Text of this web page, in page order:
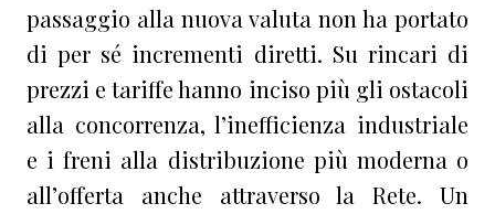
passaggio alla nuova valuta non ha portato
di per sé incrementi diretti. Su rincari di
prezzi e tariffe hanno inciso più gli ostacoli
alla concorrenza, l’inefficienza industriale
e i freni alla distribuzione più moderna o
all’offerta anche attraverso la Rete. Un